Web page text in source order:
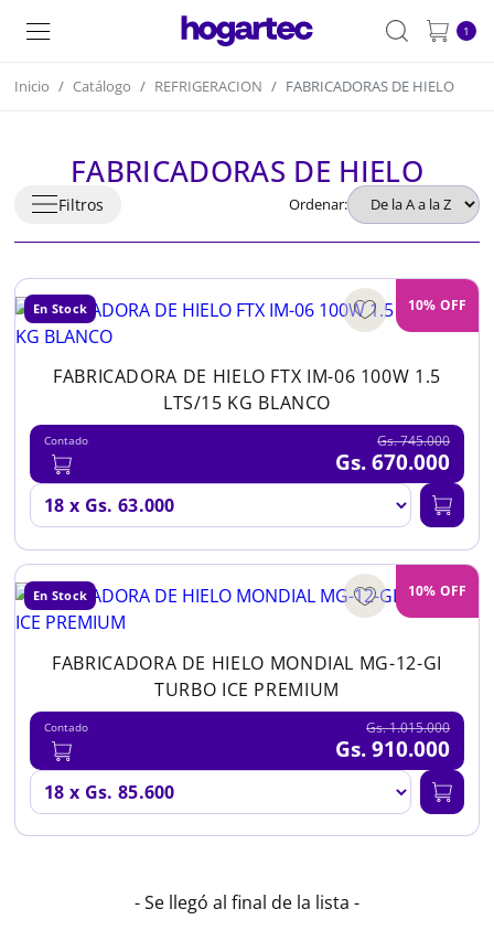
1
Inicio Catálogo REFRIGERACION FABRICADORAS DE HIELO
FABRICADORAS DE HIELO
Filtros Ordenar:
10% OFF
En Stock
FABRICADORA DE HIELO FTX IM-06 100W 1.5
LTS/15 KG BLANCO
Contado Gs. 745.000
Gs. 670.000
10% OFF
En Stock
FABRICADORA DE HIELO MONDIAL MG-12-GI
TURBO ICE PREMIUM
Contado Gs. 1.015.000
Gs. 910.000
- Se llegó al final de la lista -